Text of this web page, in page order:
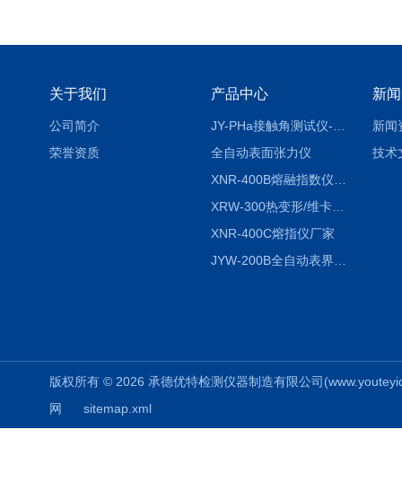
关于我们
公司简介
荣誉资质
产品中心
全自动表面张力仪
XRW-300热变形/维卡软化点温度测定仪
XNR-400C熔指仪厂家
新
新闻
技术
版权所有 © 2026 承德优特检测仪器制造有限公司
网
sitemap.xml